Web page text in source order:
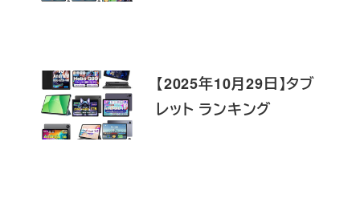
【2025年10月29日】タブ
レット ランキング